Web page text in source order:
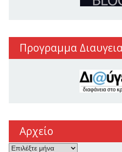
Προγραμμα
Αρχείο
Αρχείο